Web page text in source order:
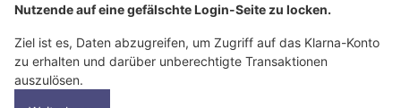
Nutzende auf eine gefälschte Login-Seite zu locken.
Ziel ist es, Daten abzugreifen, um Zugriff auf das Klarna-Konto
zu erhalten und darüber unberechtigte Transaktionen
auszulösen.